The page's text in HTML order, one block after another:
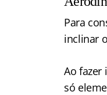
Para
inclinar
Ao fazer
só